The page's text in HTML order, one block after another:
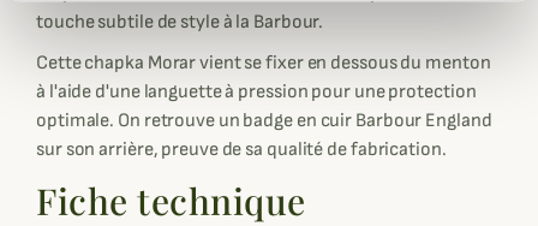
touche subtile de style à la Barbour.
Cette chapka Morar vient se fixer en dessous du menton
à l'aide d'une languette à pression pour une protection
optimale. On retrouve un badge en cuir Barbour England
sur son arrière, preuve de sa qualité de fabrication.
Fiche technique